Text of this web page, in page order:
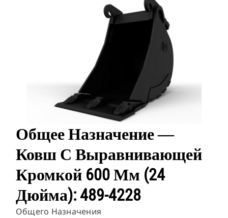
Общее Назначение ―
Ковш С Выравнивающей
Кромкой 600 Мм (24
Дюйма): 489-4228
Общего Назначения